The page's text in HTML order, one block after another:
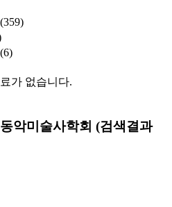
(359)
(6)
가 없습니다.
악미술사학회 (검색결과